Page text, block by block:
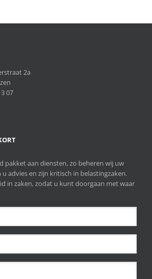
2a
07
pakket aan diensten, zo beheren wij uw
advies en zijn kritisch in belastingzaken.
in zaken, zodat u kunt doorgaan met waar